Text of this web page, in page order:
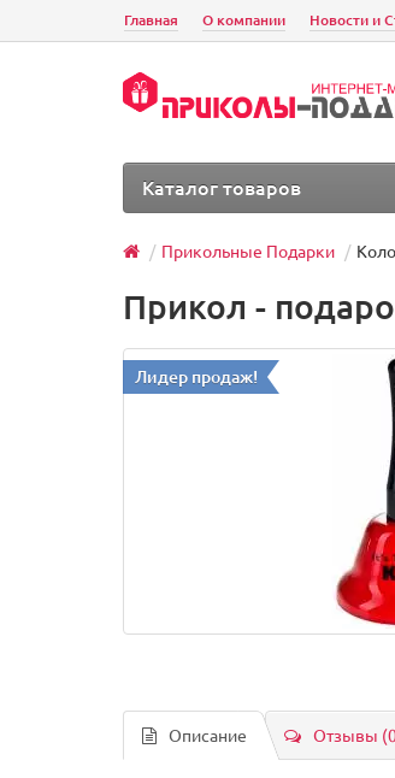
Главная О компании Новости и
Каталог товаров
Прикольные Подарки
Прикол -
Лидер продаж!
Описание Отзывы